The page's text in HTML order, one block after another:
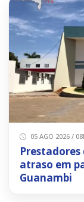
05 AGO 2026 /
atraso em
Guanambi